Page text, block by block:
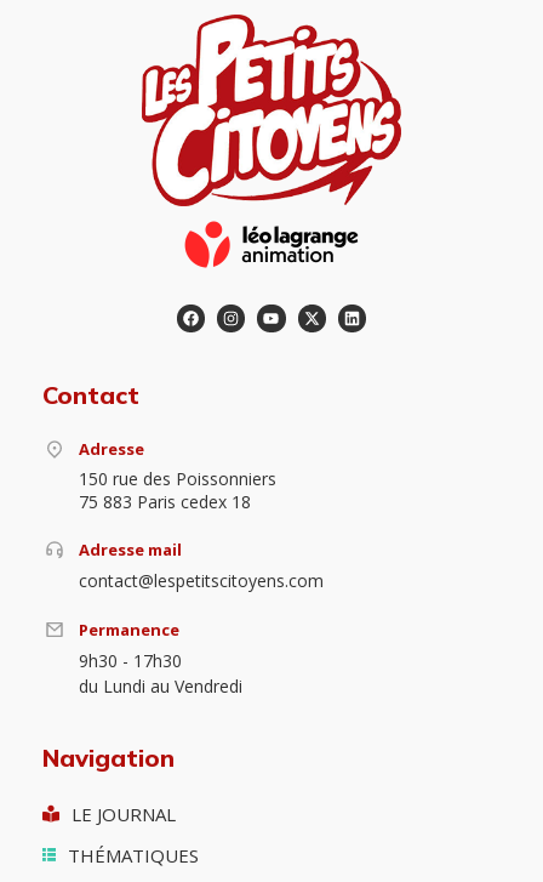
Contact
Adresse
150 rue des Poissonniers
75 883 Paris cedex 18
Adresse mail
contact@lespetitscitoyens.com
Permanence
9h30 - 17h30
du Lundi au Vendredi
Navigation
LE JOURNAL
THÉMATIQUES